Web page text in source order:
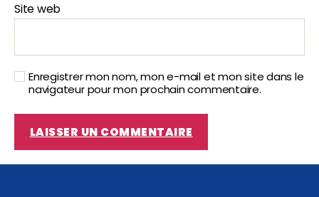
Site web
Enregistrer mon nom, mon e-mail et mon site dans le
navigateur pour mon prochain commentaire.